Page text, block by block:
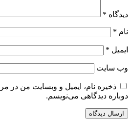
دیدگاه *
نام *
ایمیل *
وب‌ سایت
ذخیره نام، ایمیل و وبسایت من در
دوباره دیدگاهی می‌نویسم.